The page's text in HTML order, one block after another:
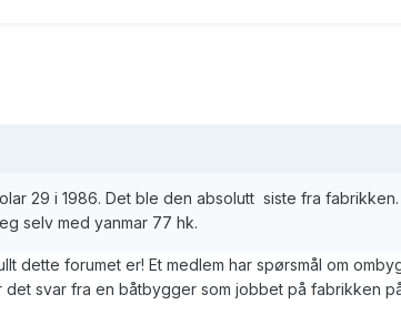
29 i 1986. Det ble den absolutt siste fra fabrikken.
selv med yanmar 77 hk.
dette forumet er! Et medlem har spørsmål om
svar fra en båtbygger som jobbet på fabrikken